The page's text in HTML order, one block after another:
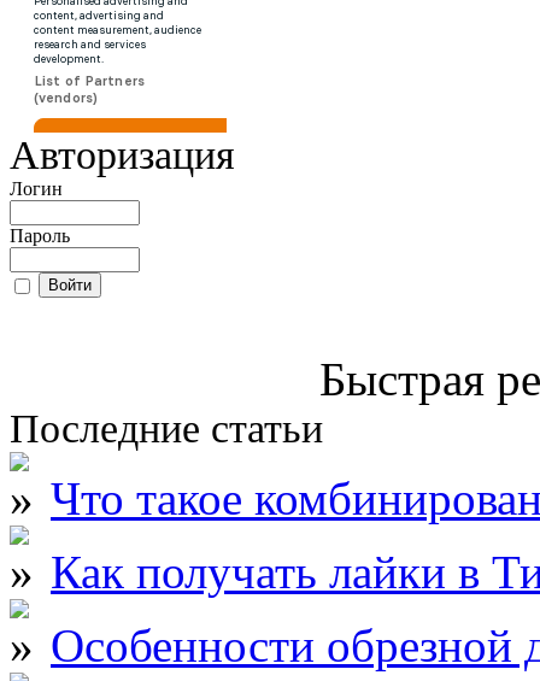
Авторизация
Логин
Пароль
Быстрая
Последние статьи
Что такое
Как получать лайки в
Особенности обрезной